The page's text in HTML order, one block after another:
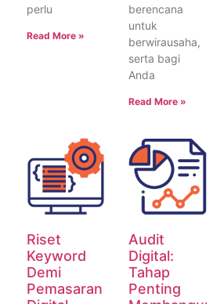
perlu
Read More »
berencana
untuk
berwirausaha,
serta bagi
Anda
Read More »
Riset
Keyword
Demi
Pemasaran
Audit
Digital:
Tahap
Penting